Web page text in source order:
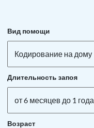
Вид помощи
Кодирование на дому
Длительность запоя
от 6 месяцев до 1 года
Возраст